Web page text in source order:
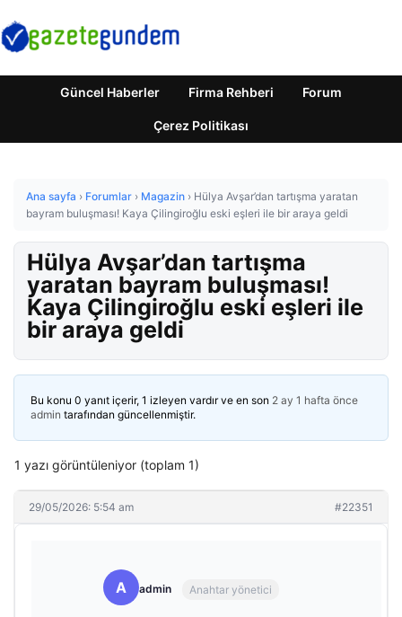
Güncel Haberler Firma Rehberi Forum
Çerez Politikası
Ana sayfa › Forumlar › Magazin › Hülya Avşar’dan tartışma yaratan
bayram buluşması! Kaya Çilingiroğlu eski eşleri ile bir araya geldi
Hülya Avşar’dan tartışma
yaratan bayram buluşması!
Kaya Çilingiroğlu eski eşleri ile
bir araya geldi
Bu konu 0 yanıt içerir, 1 izleyen vardır ve en son 2 ay 1 hafta önce
admin tarafından güncellenmiştir.
1 yazı görüntüleniyor (toplam 1)
29/05/2026: 5:54 am #22351
A admin Anahtar yönetici